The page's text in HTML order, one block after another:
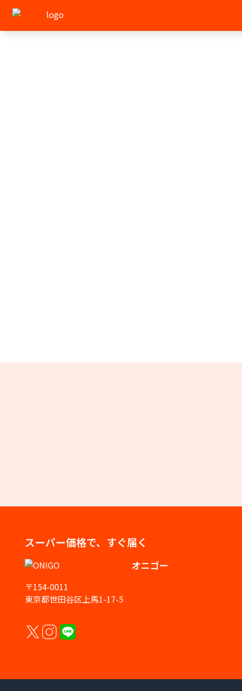
スーパー価格で、すぐ届く
オニゴー
〒154-0011
東京都世田谷区上馬1-17-5